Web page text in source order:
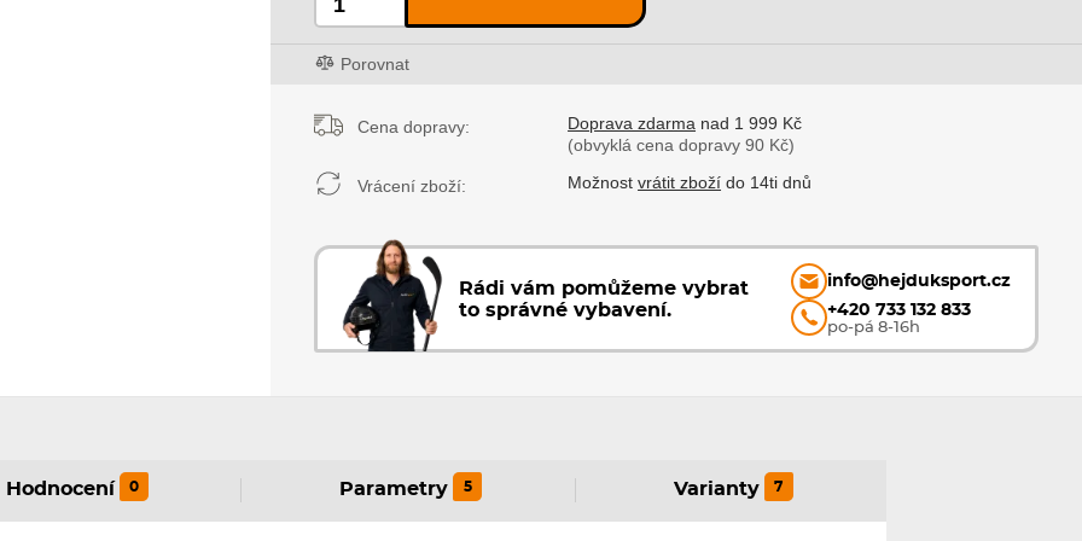
Porovnat
Cena dopravy: Doprava zdarma nad 1 999 Kč
(obvyklá cena dopravy 90 Kč)
Vrácení zboží: Možnostvrátit zboží do 14ti dnů
Rádi vám pomůžeme vybrat
to správné vybavení.
info@hejduksport.cz
+420 733 132 833
po-pá 8-16h
Hodnocení 0 Parametry 5 Varianty 7